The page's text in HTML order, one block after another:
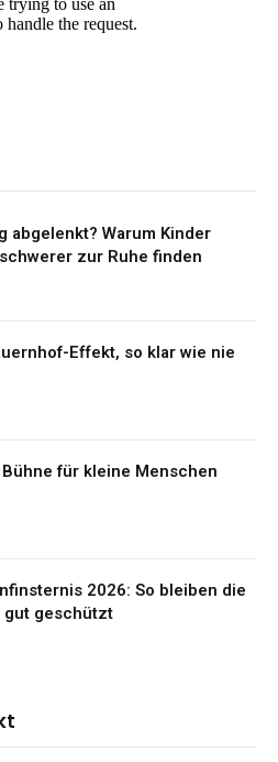
abgelenkt? Warum Kinder
zur Ruhe finden
Effekt, so klar wie nie
für kleine Menschen
2026: So bleiben die
gut geschützt